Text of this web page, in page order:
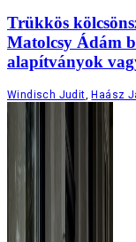
Trükkös
Matolcsy Ádám
alapítványok
Windisch Judit, Haász